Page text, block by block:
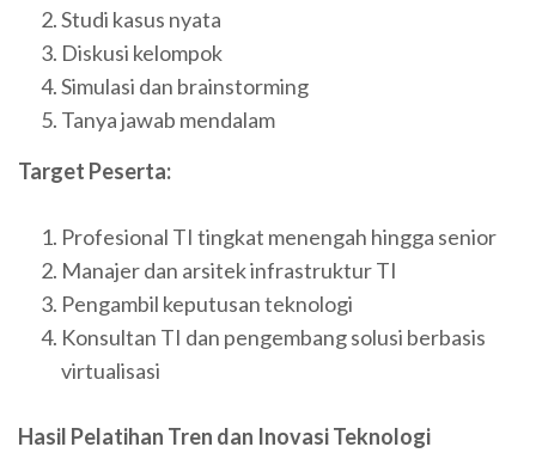
Studi kasus nyata
Diskusi kelompok
Simulasi dan brainstorming
Tanya jawab mendalam
Target Peserta:
Profesional TI tingkat menengah hingga senior
Manajer dan arsitek infrastruktur TI
Pengambil keputusan teknologi
Konsultan TI dan pengembang solusi berbasis
virtualisasi
Hasil Pelatihan Tren dan Inovasi Teknologi